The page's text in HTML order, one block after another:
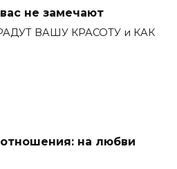
не замечают
ВАШУ КРАСОТУ и КАК
на любви